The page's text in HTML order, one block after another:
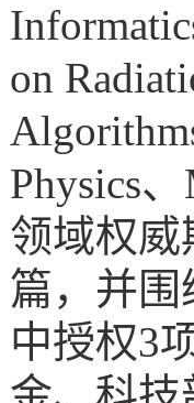
on
Physics
领域权威
篇，并
中授权3